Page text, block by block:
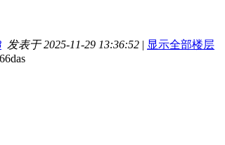
发表于 2025-11-29 13:36:52 | 显示全部楼层